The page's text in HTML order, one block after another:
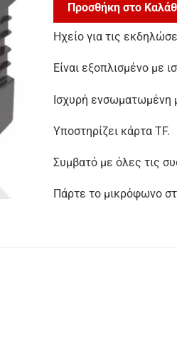
Προσθήκη στο
Ηχείο για τις
Είναι εξοπλισμένο με
Ισχυρή ενσωματωμένη
Υποστηρίζει κάρτα TF.
Συμβατό με όλες τις
Πάρτε το μικρόφωνο